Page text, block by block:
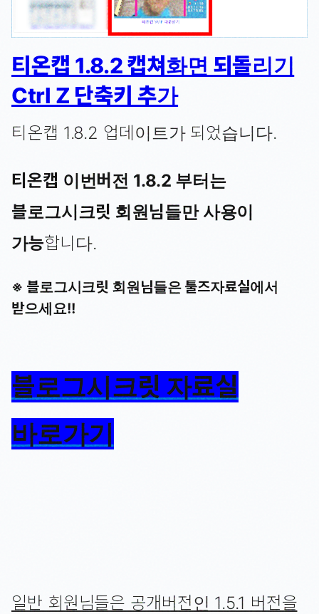
티온캡 1.8.2 캡쳐화면 되돌리기
Ctrl Z 단축키 추가
티온캡 1.8.2 업데이트가 되었습니다.
티온캡 이번버전 1.8.2 부터는
블로그시크릿 회원님들만 사용이
가능합니다.
※ 블로그시크릿 회원님들은 툴즈자료실에서
받으세요!!
블로그시크릿 자료실
바로가기
일반 회원님들은 공개버전인 1.5.1 버전을